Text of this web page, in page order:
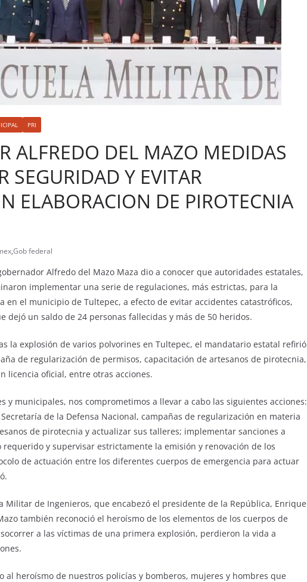
PRI
ALFREDO DEL MAZO MEDIDAS
SEGURIDAD Y EVITAR
ELABORACION DE PIROTECNIA
,Gob federal
Alfredo del Mazo Maza dio a conocer que autoridades estatales,
implementar una serie de regulaciones, más estrictas, para la
en el municipio de Tultepec, a efecto de evitar accidentes catastróficos,
dejó un saldo de 24 personas fallecidas y más de 50 heridos.
la explosión de varios polvorines en Tultepec, el mandatario estatal refirió
de regularización de permisos, capacitación de artesanos de pirotecnia,
licencia oficial, entre otras acciones.
y municipales, nos comprometimos a llevar a cabo las siguientes acciones:
de la Defensa Nacional, campañas de regularización en materia
de pirotecnia y actualizar sus talleres; implementar sanciones a
y supervisar estrictamente la emisión y renovación de los
de actuación entre los diferentes cuerpos de emergencia para actuar
Militar de Ingenieros, que encabezó el presidente de la República, Enrique
también reconoció el heroísmo de los elementos de los cuerpos de
a las víctimas de una primera explosión, perdieron la vida a
al heroísmo de nuestros policías y bomberos, mujeres y hombres que